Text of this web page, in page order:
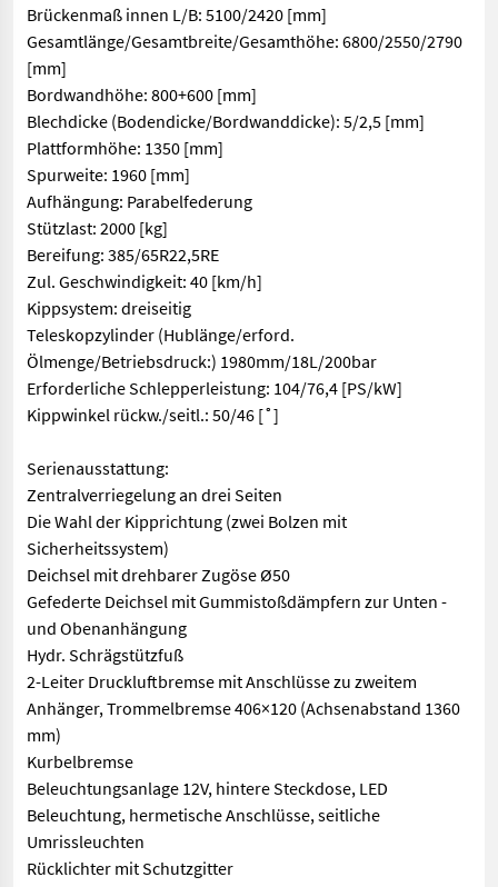
Brückenmaß innen L/B: 5100/2420 [mm]
Gesamtlänge/Gesamtbreite/Gesamthöhe: 6800/2550/2790
[mm]
Bordwandhöhe: 800+600 [mm]
Blechdicke (Bodendicke/Bordwanddicke): 5/2,5 [mm]
Plattformhöhe: 1350 [mm]
Spurweite: 1960 [mm]
Aufhängung: Parabelfederung
Stützlast: 2000 [kg]
Bereifung: 385/65R22,5RE
Zul. Geschwindigkeit: 40 [km/h]
Kippsystem: dreiseitig
Teleskopzylinder (Hublänge/erford.
Ölmenge/Betriebsdruck:) 1980mm/18L/200bar
Erforderliche Schlepperleistung: 104/76,4 [PS/kW]
Kippwinkel rückw./seitl.: 50/46 [˚]
Serienausstattung:
Zentralverriegelung an drei Seiten
Die Wahl der Kipprichtung (zwei Bolzen mit
Sicherheitssystem)
Deichsel mit drehbarer Zugöse Ø50
Gefederte Deichsel mit Gummistoßdämpfern zur Unten -
und Obenanhängung
Hydr. Schrägstützfuß
2-Leiter Druckluftbremse mit Anschlüsse zu zweitem
Anhänger, Trommelbremse 406×120 (Achsenabstand 1360
mm)
Kurbelbremse
Beleuchtungsanlage 12V, hintere Steckdose, LED
Beleuchtung, hermetische Anschlüsse, seitliche
Umrissleuchten
Rücklichter mit Schutzgitter